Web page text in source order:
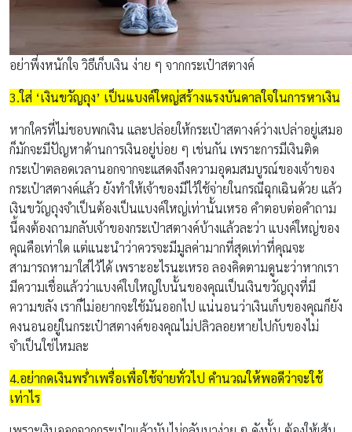
อย่าพึ่งหนักใจ วิธีเก็บเงิน ง่าย ๆ จากกระเป๋าสตางค์
3.ใส่ ‘เงินขวัญถุง’ เป็นแบงค์ใหญ่สร้างแรงบันดาลใจในการหาเงิน
หากใครที่ไม่ชอบพกเงิน และปล่อยให้กระเป๋าสตางค์ว่างเปล่าอยู่เสมอ
ก็มักจะมีปัญหาด้านการเงินอยู่บ่อย ๆ เช่นกัน เพราะการมีเงินติด
กระเป๋าตลอดเวลานอกจากจะแสดงถึงความอุดมสมบูรณ์ของเจ้าของ
กระเป๋าสตางค์แล้ว ยังทำให้เจ้าของมีไว้ใช้จ่ายในกรณีฉุกเฉินด้วย แล้ว
เงินขวัญถุงจำเป็นต้องเป็นแบงค์ใหญ่เท่านั้นเหรอ คำตอบต่อคำถาม
นี้คงต้องถามกลับเจ้าของกระเป๋าสตางค์บ้างแล้วละว่า แบงค์ใหญ่ของ
คุณคือเท่าใด แต่แนะนำว่าควรจะมีมูลค่ามากที่สุดเท่าที่คุณจะ
สามารถหามาใส่ไว้ได้ เพราะอะไรนะเหรอ ลองคิดตามดูนะว่าหากเรา
มีความเชื่อแล้วว่าแบงค์ใบใหญ่ใบนั้นของคุณเป็นเงินขวัญถุงที่มี
ความขลัง เราก็ไม่อยากจะใช้มันออกไป แน่นอนว่าเงินเก็บของคุณก็ยัง
คงนอนอยู่ในกระเป๋าสตางค์ของคุณไม่ปลิวลอยหายไปกับของไม่
จำเป็นใช่ไหมละ
4.อย่ากดเงินพร่ำเพรื่อเพื่อใช้จ่ายทั่วไป คำนวณให้พอดีว่าจะใช้
เท่าไร